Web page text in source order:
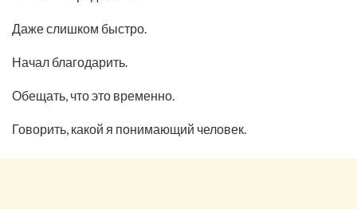
Даже слишком быстро.
Начал благодарить.
Обещать, что это временно.
Говорить, какой я понимающий человек.